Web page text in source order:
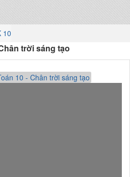
10
trời sáng tạo